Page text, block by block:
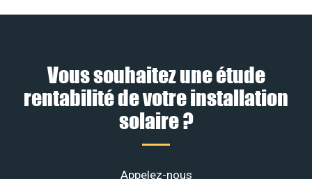
Vous souhaitez une étude
rentabilité de votre installation
solaire ?
Appelez-nous